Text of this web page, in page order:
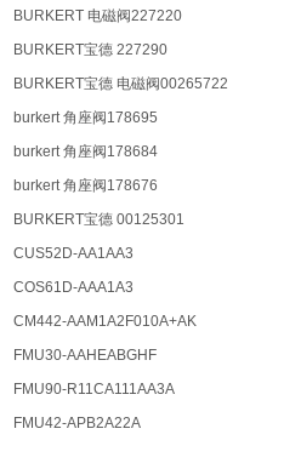
BURKERT 电磁阀227220
BURKERT宝德 227290
BURKERT宝德 电磁阀00265722
burkert 角座阀178695
burkert 角座阀178684
burkert 角座阀178676
BURKERT宝德 00125301
CUS52D-AA1AA3
COS61D-AAA1A3
CM442-AAM1A2F010A+AK
FMU30-AAHEABGHF
FMU90-R11CA111AA3A
FMU42-APB2A22A